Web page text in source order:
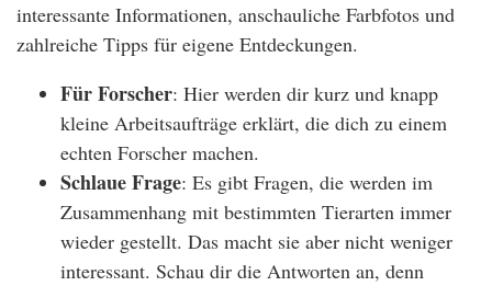
interessante Informationen, anschauliche Farbfotos und
zahlreiche Tipps für eigene Entdeckungen.
Für Forscher: Hier werden dir kurz und knapp
kleine Arbeitsaufträge erklärt, die dich zu einem
echten Forscher machen.
Schlaue Frage: Es gibt Fragen, die werden im
Zusammenhang mit bestimmten Tierarten immer
wieder gestellt. Das macht sie aber nicht weniger
interessant. Schau dir die Antworten an, denn